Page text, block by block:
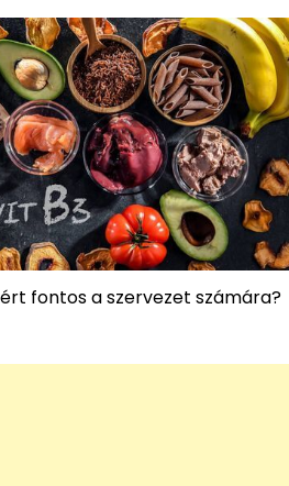
fontos a szervezet számára?